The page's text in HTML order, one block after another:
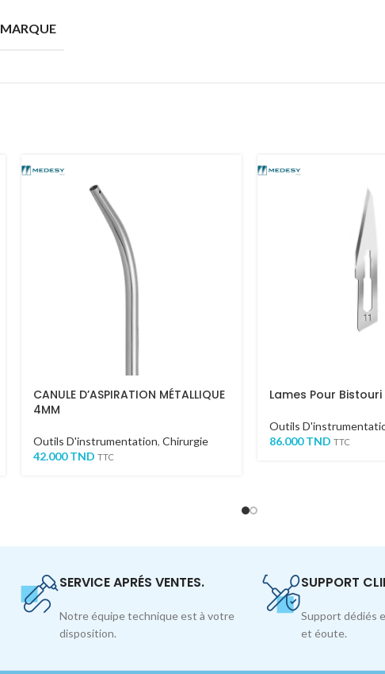
MARQUE
CANULE D’ASPIRATION MÉTALLIQUE
4MM
Outils D'instrumentation, Chirurgie
42.000TND TTC
Lames Pour Bistouri
Outils
86.000TND TTC
SERVICE APRÉS VENTES.
Notre équipe technique est à votre
disposition.
SUPPORT
Support dédiés
et éoute.